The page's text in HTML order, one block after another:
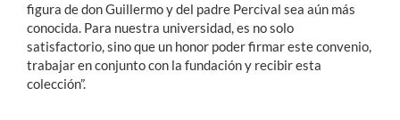
figura de don Guillermo y del padre Percival sea aún más
conocida. Para nuestra universidad, es no solo
satisfactorio, sino que un honor poder firmar este convenio,
trabajar en conjunto con la fundación y recibir esta
colección”.